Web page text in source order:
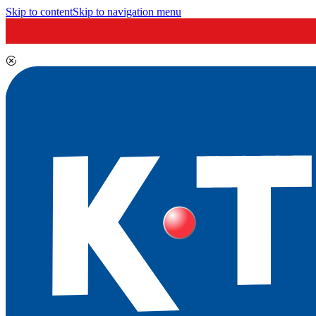
Skip to contentSkip to navigation menu